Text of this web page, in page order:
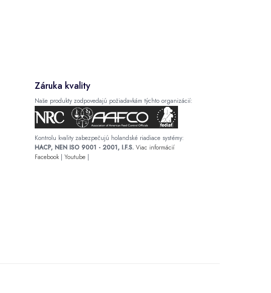
Záruka kvality
Naše produkty zodpovedajú požiadavkám týchto organizácií:
Kontrolu kvality zabezpečujú holandské riadiace systémy:
HACP, NEN ISO 9001 - 2001, I.F.S. Viac informácií
Facebook| Youtube |